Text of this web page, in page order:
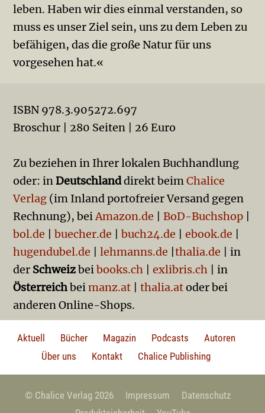
leben. Haben wir dies einmal verstanden, so
muss es unser Ziel sein, uns zu dem Leben zu
befähigen, das die große Natur für uns
vorgesehen hat.«
ISBN 978.3.905272.697
Broschur | 280 Seiten | 26 Euro
Zu beziehen in Ihrer lokalen Buchhandlung
oder: inDeutschlanddirekt beimChalice
Verlag (im Inland portofreier Versand gegen
Rechnung), beiAmazon.de |BoD-Buchshop
bol.de |buecher.de |buch24.de |ebook.de
hugendubel.de |lehmanns.de |thalia.de | in
der Schweizbeibooks.ch |exlibris.ch | in
Österreichbeimanz.at |thalia.atoder bei
anderen Online-Shops.
Aktuell Bücher Magazin Podcasts
Autoren
Über uns
Kontakt Chalice Publishing
© Chalice Verlag 2026 Impressum
Datenschutz